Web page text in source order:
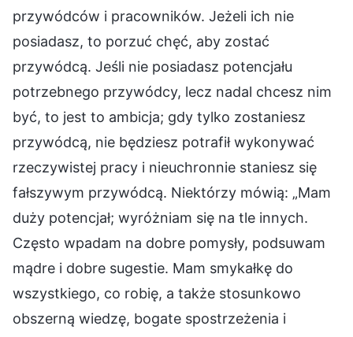
przywódców i pracowników. Jeżeli ich nie
posiadasz, to porzuć chęć, aby zostać
przywódcą. Jeśli nie posiadasz potencjału
potrzebnego przywódcy, lecz nadal chcesz nim
być, to jest to ambicja; gdy tylko zostaniesz
przywódcą, nie będziesz potrafił wykonywać
rzeczywistej pracy i nieuchronnie staniesz się
fałszywym przywódcą. Niektórzy mówią: „Mam
duży potencjał; wyróżniam się na tle innych.
Często wpadam na dobre pomysły, podsuwam
mądre i dobre sugestie. Mam smykałkę do
wszystkiego, co robię, a także stosunkowo
obszerną wiedzę, bogate spostrzeżenia i